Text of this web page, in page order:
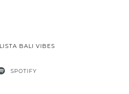
BALI VIBES
SPOTIFY